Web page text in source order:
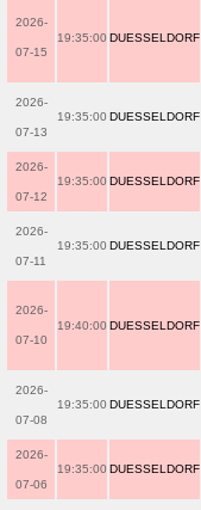
2026-
07-15
19:35:00 DUESSELDORF
2026-
07-13
19:35:00 DUESSELDORF
2026-
07-12
19:35:00 DUESSELDORF
2026-
07-11
19:35:00 DUESSELDORF
2026-
07-10
19:40:00 DUESSELDORF
2026-
07-08
19:35:00 DUESSELDORF
2026-
07-06
19:35:00 DUESSELDORF